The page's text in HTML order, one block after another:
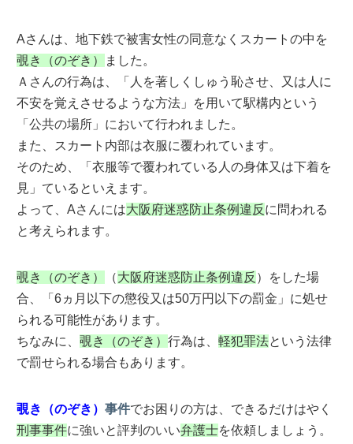
Aさんは、地下鉄で被害女性の同意なくスカートの中を
覗き（のぞき）
ました。
Ａさんの行為は、「人を著しくしゅう恥させ、又は人に
不安を覚えさせるような方法」を用いて駅構内という
「公共の場所」において行われました。
また、スカート内部は衣服に覆われています。
そのため、「衣服等で覆われている人の身体又は下着を
見」ているといえます。
よって、Aさんには大阪府迷惑防止条例違反 に問われる
と考えられます。
覗き（のぞき） （大阪府迷惑防止条例違反 ）をした場
合、「6ヵ月以下の懲役又は50万円以下の罰金」に処せ
られる可能性があります。
ちなみに、覗き（のぞき）行為は、軽犯罪法という法律
で罰せられる場合もあります。
覗き（のぞき）事件でお困りの方は、できるだけはやく
刑事事件に強いと評判のいい弁護士を依頼しましょう。